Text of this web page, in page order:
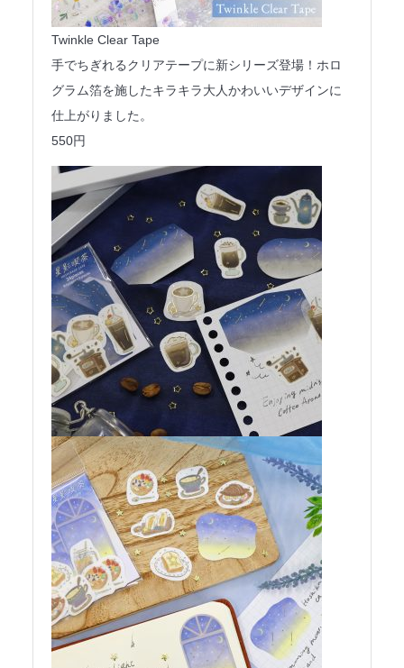
Twinkle Clear Tape
手でちぎれるクリアテープに新シリーズ登場！ホロ
グラム箔を施したキラキラ大人かわいいデザインに
仕上がりました。
550円